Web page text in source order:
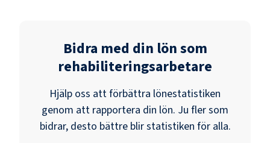
Bidra med din lön som
rehabiliteringsarbetare
Hjälp oss att förbättra lönestatistiken
genom att rapportera din lön. Ju fler som
bidrar, desto bättre blir statistiken för alla.